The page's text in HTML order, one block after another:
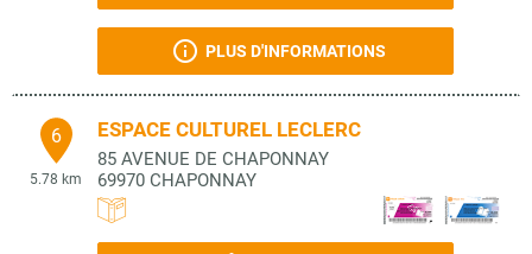
PLUS D'INFORMATIONS
6
5.78 km
ESPACE CULTUREL LECLERC
85 AVENUE DE CHAPONNAY
69970 CHAPONNAY